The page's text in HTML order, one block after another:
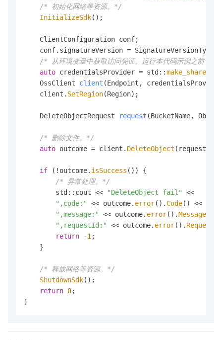
/* 初始化网络等资源。*/
InitializeSdk();
    ClientConfiguration conf;
conf.signatureVersion =
/* 从环境变量中获取访问凭证。运行本代码示例之前，请确
auto credentialsProvider = std::make_shared
OssClient client (Endpoint,
    client.
SetRegion(Region);
DeleteObjectRequest request (BucketName,
/* 删除文件。*/
auto outcome = client. DeleteObject (request);
if (!outcome. isSuccess ()) {
/* 异常处理。*/
        std::cout <<
"DeleteObject fail"
<<
",code:"
<< outcome. error(). Code() <<
",message:"
<< outcome. error().Message
",requestId:"
<< outcome. error(). RequestId
return
-1 ;
    }
/* 释放网络等资源。*/
ShutdownSdk();
return 0;
}